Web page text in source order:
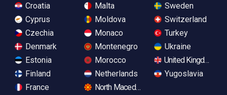
Croatia
Cyprus
Czechia
Denmark
Estonia
Finland
France
Malta
Moldova
Monaco
Montenegro
Morocco
Netherlands
North Macedonia
Sweden
Switzerland
Turkey
Ukraine
United Kingdom
Yugoslavia